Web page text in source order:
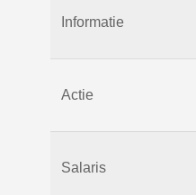
Informatie
Actie
Salaris